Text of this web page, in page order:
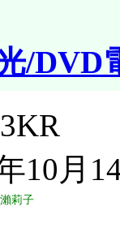
/DVD
10月
莉子